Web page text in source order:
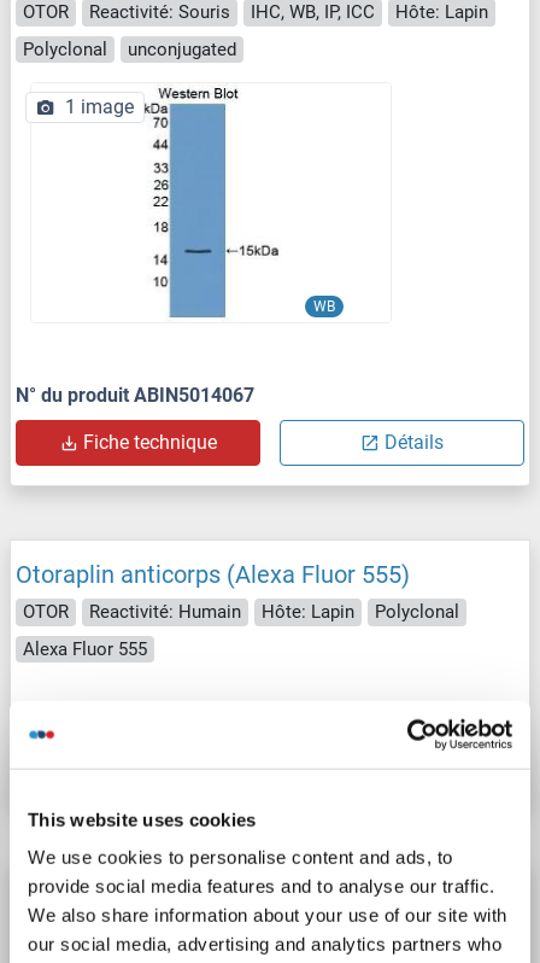
This website uses cookies
We use cookies to personalise content and ads, to
provide social media features and to analyse our traffic.
We also share information about your use of our site with
our social media, advertising and analytics partners who
OTOR Reactivité: Souris IHC, WB, IP, ICC
Hôte: Lapin
Polyclonal
unconjugated
WB
1 image
N° du produit ABIN5014067
Fiche technique Détails
Otoraplin anticorps (Alexa Fluor 555)
OTOR Reactivité: Humain Hôte: Lapin
Polyclonal
Alexa Fluor 555
Otoraplin anticorps (Biotin)
Reactivité: Humain Hôte: Lapin